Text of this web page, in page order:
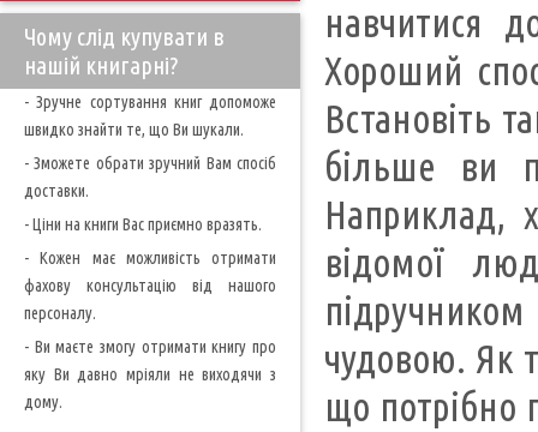
навчитися
Хороший
Встановіть
більше ви
Наприклад,
відомої
чудовою. Як
що потрібно
Чому слід купувати в
нашій книгарні?
- Зручне сортування книг допоможе
швидко знайти те, що Ви шукали.
- Зможете обрати зручний Вам спосіб
доставки.
- Ціни на книги Вас приємно вразять.
- Кожен має можливість отримати
фахову консультацію від нашого
персоналу.
- Ви маєте змогу отримати книгу про
яку Ви давно мріяли не виходячи з
дому.